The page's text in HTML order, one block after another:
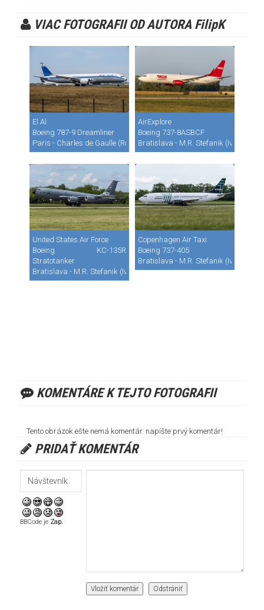
VIAC FOTOGRAFII OD AUTORA FilipK
El Al
Boeing 787-9 Dreamliner
Paris - Charles de Gaulle (Roissy) (CDG / LFPG)
AirExplore
Boeing 737-8ASBCF
Bratislava - M.R. Stefanik (Ivanka)
United States Air Force
Boeing KC-135R
Stratotanker
Bratislava - M.R. Stefanik (Ivanka) (BTS / LZIB)
Copenhagen Air Taxi
Boeing 737-405
Bratislava - M.R. Stefanik (Ivanka)
KOMENTÁRE K TEJTO FOTOGRAFII
Tento obrázok ešte nemá komentár. napíšte prvý komentár!
PRIDAŤ KOMENTÁR
BBCode je Zap.